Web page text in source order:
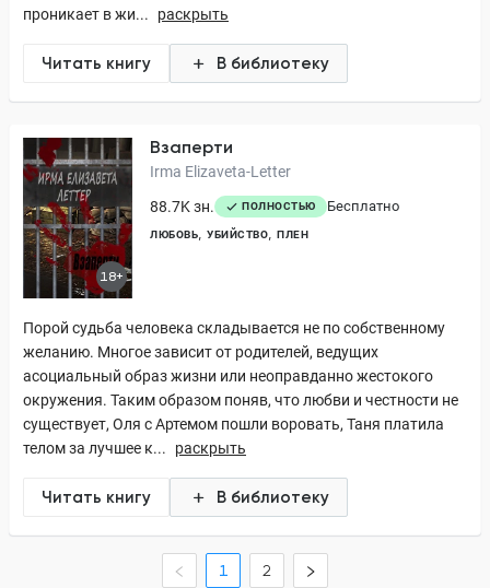
проникает в жи...
раскрыть
Читать книгу В библиотеку
18+
Взаперти
Irma Elizaveta-Letter
88.7K зн.
ПОЛНОСТЬЮ Бесплатно
ЛЮБОВЬ УБИЙСТВО ПЛЕН
Порой судьба человека складывается не по собственному
желанию. Многое зависит от родителей, ведущих
асоциальный образ жизни или неоправданно жестокого
окружения. Таким образом поняв, что любви и честности не
существует, Оля с Артемом пошли воровать, Таня платила
телом за лучшее к...
раскрыть
Читать книгу В библиотеку
1 2